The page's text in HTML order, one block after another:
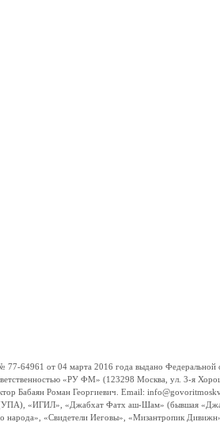
от 04 марта 2016 года выдано Федеральной
«РУ ФМ» (123298 Москва, ул. 3-я
Бабаян Роман Георгиевич. Email:
(УПА), «ИГИЛ», «Джабхат Фатх аш-Шам» (бывшая
«Свидетели Иеговы», «Мизантропик